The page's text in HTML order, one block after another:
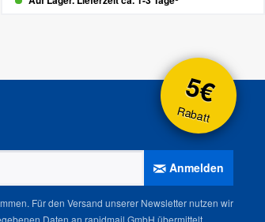
5€
Rabatt
Anmelden
Für den Versand unserer Newsletter nutzen wir
Daten an rapidmail GmbH übermittelt